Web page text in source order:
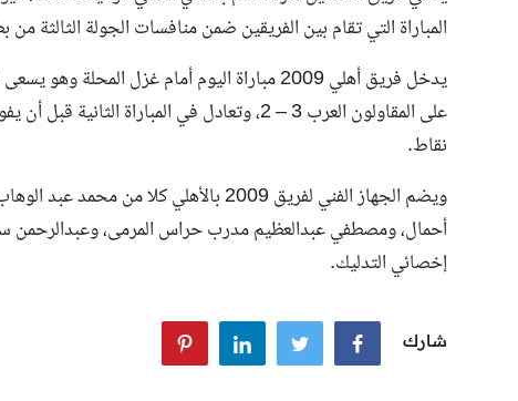
المباراة التي تقام بين الفريقين ضمن منافسات الجولة الثالثة من
يدخل فريق أهلي 2009 مباراة اليوم أمام غزل
نقاط.
ويضم الجهاز الفني لفريق 2009 بالأهلي
أحمال، ومصطفي عبدالعظيم مدرب حراس المرمى، وعبدالرحمن
إخصائي التدليك.
شارك